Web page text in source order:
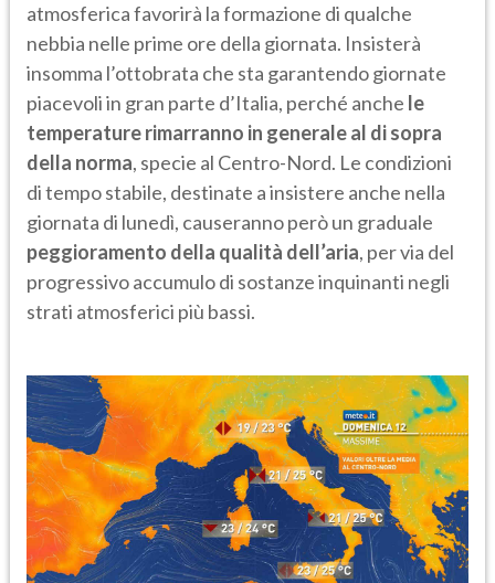
atmosferica favorirà la formazione di qualche
nebbia nelle prime ore della giornata. Insisterà
insomma l’ottobrata che sta garantendo giornate
piacevoli in gran parte d’Italia, perché anche le
temperature rimarranno in generale al di sopra
della norma, specie al Centro-Nord. Le condizioni
di tempo stabile, destinate a insistere anche nella
giornata di lunedì, causeranno però un graduale
peggioramento della qualità dell’aria, per via del
progressivo accumulo di sostanze inquinanti negli
strati atmosferici più bassi.